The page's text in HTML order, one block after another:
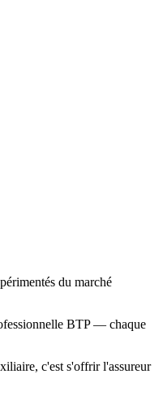
du marché
BTP — chaque
c'est s'offrir l'assureur